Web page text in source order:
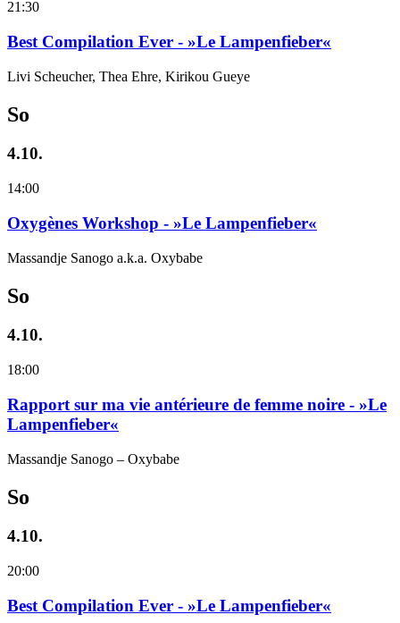
21:30
Best Compilation Ever - »Le Lampenfieber«
Livi Scheucher, Thea Ehre, Kirikou Gueye
So
4.10.
14:00
Oxygènes Workshop - »Le Lampenfieber«
Massandje Sanogo a.k.a. Oxybabe
So
4.10.
18:00
Rapport sur ma vie antérieure de femme noire - »Le
Lampenfieber«
Massandje Sanogo – Oxybabe
So
4.10.
20:00
Best Compilation Ever - »Le Lampenfieber«